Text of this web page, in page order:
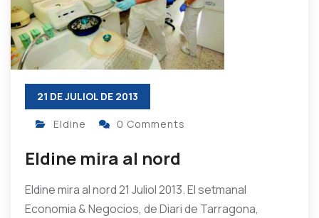
21 DE JULIOL DE 2013
Eldine 0 Comments
Eldine mira al nord
Eldine mira al nord 21 Juliol 2013. El setmanal
Economia & Negocios, de Diari de Tarragona,